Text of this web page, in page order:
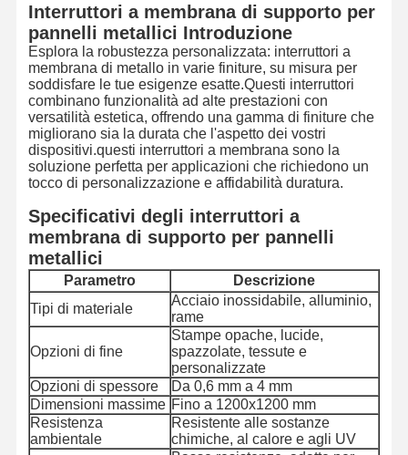
Interruttori a membrana di supporto per
pannelli metallici Introduzione
Esplora la robustezza personalizzata: interruttori a
membrana di metallo in varie finiture, su misura per
soddisfare le tue esigenze esatte.Questi interruttori
combinano funzionalità ad alte prestazioni con
versatilità estetica, offrendo una gamma di finiture che
migliorano sia la durata che l'aspetto dei vostri
dispositivi.questi interruttori a membrana sono la
soluzione perfetta per applicazioni che richiedono un
tocco di personalizzazione e affidabilità duratura.
Specificativi degli interruttori a
membrana di supporto per pannelli
metallici
Parametro
Descrizione
Tipi di materiale
Acciaio inossidabile, alluminio,
rame
Opzioni di fine
Stampe opache, lucide,
spazzolate, tessute e
personalizzate
Opzioni di spessore
Da 0,6 mm a 4 mm
Dimensioni massime Fino a 1200x1200 mm
Resistenza
ambientale
Resistente alle sostanze
chimiche, al calore e agli UV